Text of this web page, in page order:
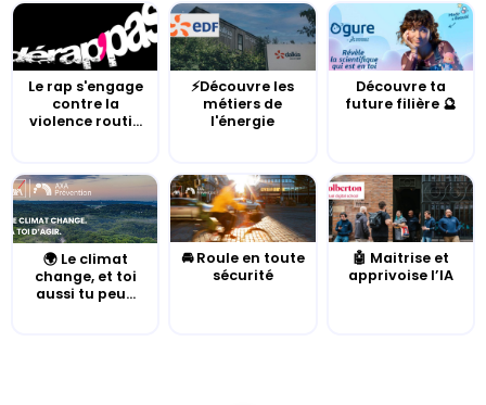
Le rap s'engage
contre la
violence routi...
⚡Découvre les
métiers de
l'énergie
Découvre ta
future filière 🔮
🌍 Le climat
change, et toi
aussi tu peu...
🚘 Roule en toute
sécurité
🤖 Maitrise et
apprivoise l’IA